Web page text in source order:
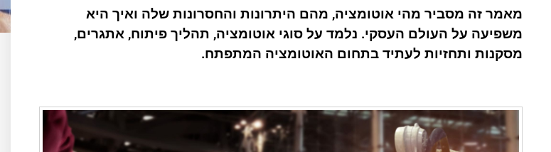
מאמר זה מסביר מהי אוטומציה, מהם היתרונות והחסרונות שלה ואיך היא
משפיעה על העולם העסקי. נלמד על סוגי אוטומציה, תהליך פיתוח, אתגרים,
מסקנות ותחזיות לעתיד בתחום האוטומציה המתפתח.